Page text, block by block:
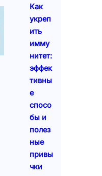
Как
укреп
ить
имму
нитет:
эффек
тивны
е
спосо
бы и
полез
ные
привы
чки